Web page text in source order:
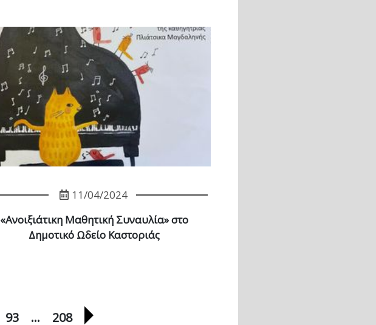
11/04/2024
«Ανοιξιάτικη Μαθητική Συναυλία» στο
Δημοτικό Ωδείο Καστοριάς
93 … 208 Επόμενη σελίδα